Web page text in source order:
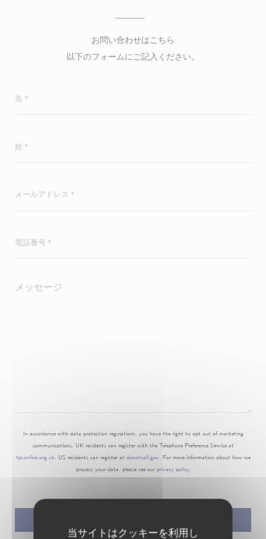
当サイトはクッキーを利用し
お問い合わせはこちら
以下のフォームにご記入ください。
In accordance with data protection regulations, you have the right to opt out of marketing
communications. UK residents can register with the Telephone Preference Service at
tpsonline.org.uk. US residents can register at donotcall.gov. For more information about how we
process your data, please see our privacy policy.